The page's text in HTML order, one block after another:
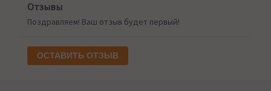
Отзывы
Поздравляем! Ваш отзыв будет первый!
ОСТАВИТЬ ОТЗЫВ